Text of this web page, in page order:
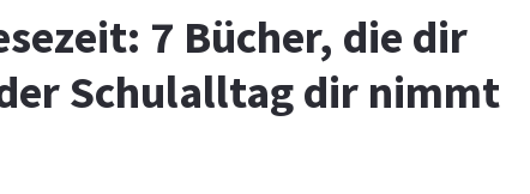
7 Bücher, die dir
Schulalltag dir nimmt